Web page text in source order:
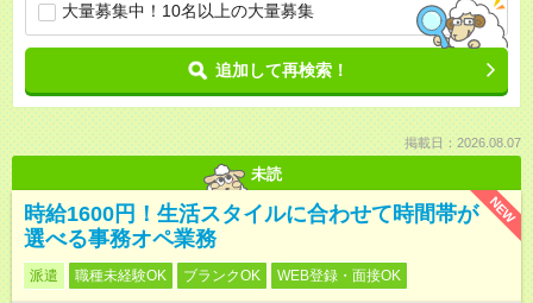
大量募集中！10名以上の大量募集
追加して再検索！
掲載日：2026.08.07
未読
NEW
時給1600円！生活スタイルに合わせて時間帯が
選べる事務オペ業務
派遣 職種未経験OK ブランクOK WEB登録・面接OK